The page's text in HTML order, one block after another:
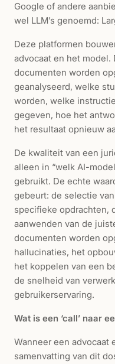
Google of andere
wel LLM’s genoemd:
Deze platformen
advocaat en het model.
documenten worden
geanalyseerd, welke
worden, welke
gegeven, hoe het
het resultaat opnieuw
De kwaliteit van een
alleen in “welk AI-
gebruikt. De echte
gebeurt: de selectie
specifieke opdrachten,
aanwenden van de
documenten worden
hallucinaties, het
het koppelen van een
de snelheid van
gebruikerservaring.
Wat is een ‘call’ naar
Wanneer een advocaat
samenvatting van dit